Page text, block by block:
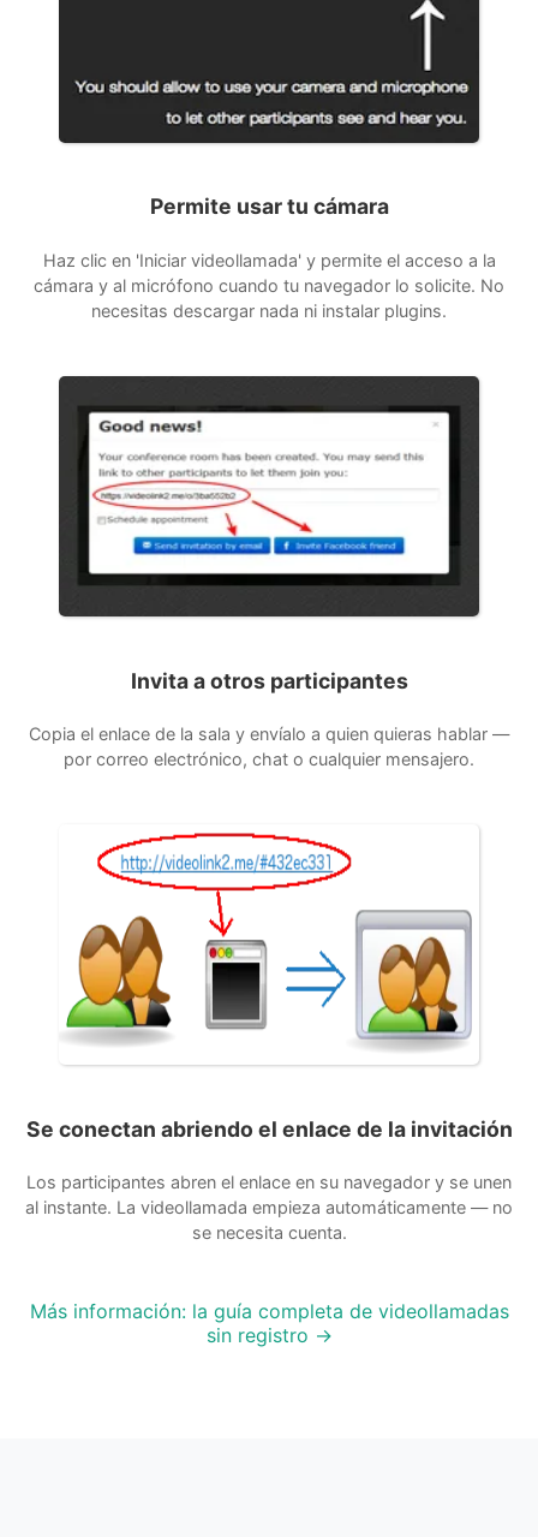
Permite usar tu cámara
Haz clic en 'Iniciar videollamada' y permite el acceso a la
cámara y al micrófono cuando tu navegador lo solicite. No
necesitas descargar nada ni instalar plugins.
Invita a otros participantes
Copia el enlace de la sala y envíalo a quien quieras hablar —
por correo electrónico, chat o cualquier mensajero.
Se conectan abriendo el enlace de la invitación
Los participantes abren el enlace en su navegador y se unen
al instante. La videollamada empieza automáticamente — no
se necesita cuenta.
Más información: la guía completa de videollamadas
sin registro →